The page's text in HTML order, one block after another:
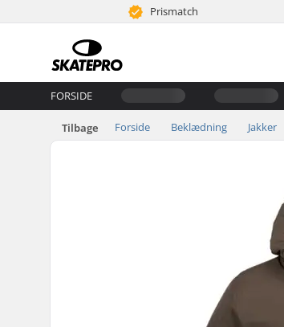
Prismatch
FORSIDE
Tilbage Forside Beklædning Jakker